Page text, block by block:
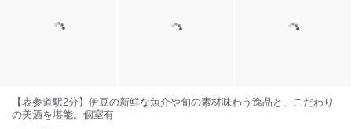
【表参道駅2分】伊豆の新鮮な魚介や旬の素材味わう逸品と、こだわり
の美酒を堪能。個室有